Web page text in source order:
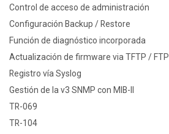
Control de acceso de administración
Configuración Backup / Restore
Función de diagnóstico incorporada
Actualización de firmware via TFTP / FTP
Registro vía Syslog
Gestión de la v3 SNMP con MIB-II
TR-069
TR-104